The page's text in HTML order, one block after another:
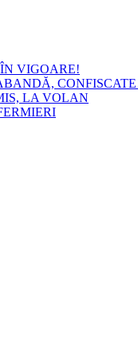
VIGOARE!
LA VOLAN